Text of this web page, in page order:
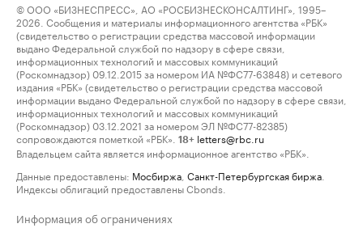
© ООО «БИЗНЕСПРЕСС», АО «РОСБИЗНЕСКОНСАЛТИНГ», 1995–
2026. Сообщения и материалы информационного агентства «РБК»
(свидетельство о регистрации средства массовой информации
выдано Федеральной службой по надзору в сфере связи,
информационных технологий и массовых коммуникаций
(Роскомнадзор) 09.12.2015 за номером ИА №ФС77-63848) и сетевого
издания «РБК» (свидетельство о регистрации средства массовой
информации выдано Федеральной службой по надзору в сфере связи,
информационных технологий и массовых коммуникаций
(Роскомнадзор) 03.12.2021 за номером ЭЛ №ФС77-82385)
сопровождаются пометкой «РБК».
18+ letters@rbc.ru
Владельцем сайта является информационное агентство «РБК».
Данные предоставлены: Мосбиржа Санкт-Петербургская биржа
Индексы облигаций предоставлены Cbonds.
Информация об ограничениях